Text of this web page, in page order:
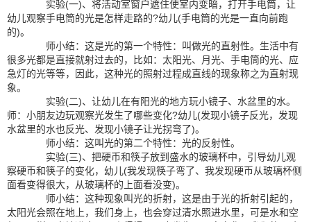
实验(一)、将活动室窗户遮住使室内变暗，打开手电筒，让
幼儿观察手电筒的光是怎样走路的?幼儿(手电筒的光是一直向前跑
的)。
师小结：这是光的第一个特性：叫做光的直射性。生活中有
很多光都是直接就射过去的，比如：太阳光、月光、手电筒的光、应
急灯的光等等，因此，这种光的照射过程成直线的现象称之为直射现
象。
实验(二)、让幼儿在有阳光的地方玩小镜子、水盆里的水。
师：小朋友边玩观察光发生了哪些变化?幼儿(发现小镜子反光，发现
水盆里的水也反光、发现小镜子让光拐弯了)。
师小结：这叫光的第二个特性：光的反射性。
实验(三)、把硬币和筷子放到盛水的玻璃杯中，引导幼儿观
察硬币和筷子的变化，幼儿(我发现筷子弯了、我发现硬币从玻璃杯侧
面看变得很大，从玻璃杯的上面看没变)。
师小结：这种现象叫光的折射，这是由于光的折射引起的，
太阳光会照在地上，我们身上，也会穿过清水照进水里，可是水和空